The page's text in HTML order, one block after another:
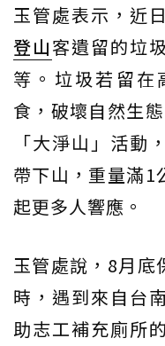
玉管處表示，近
登山客遺留的垃
等。垃圾若留在
食，破壞自然生
「大淨山」活動
帶下山，重量滿1
起更多人響應。
玉管處說，8月底
時，遇到來自台
助志工補充廁所